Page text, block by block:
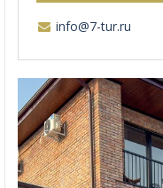
info@7-tur.ru